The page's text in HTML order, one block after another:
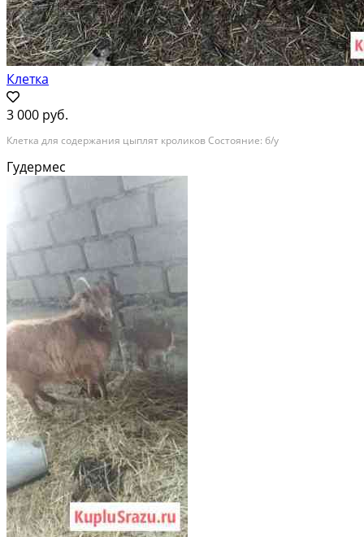
Клетка
3 000 руб.
Клетка для содержания цыплят кроликов Состояние: б/у
Гудермес